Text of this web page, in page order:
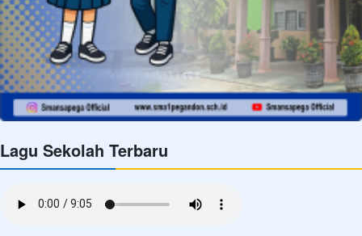
Lagu Sekolah Terbaru